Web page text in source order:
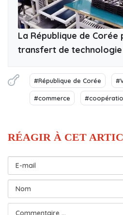
La République de Corée
transfert de
#République de Corée
#commerce